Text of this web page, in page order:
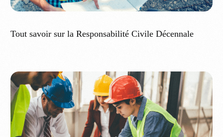
Tout savoir sur la Responsabilité Civile Décennale